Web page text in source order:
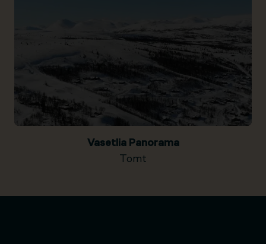
Vasetlia Panorama
Tomt